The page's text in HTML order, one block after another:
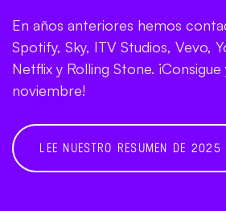
En años anteriores hemos
Spotify, Sky, ITV Studios, Vevo,
Netflix y Rolling Stone.
noviembre!
LEE NUESTRO RESUMEN DE 2025